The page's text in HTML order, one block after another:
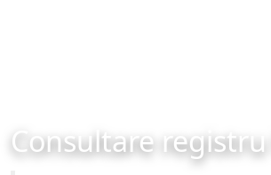
Consultare registru